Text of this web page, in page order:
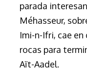
parada
Méhasseur,
Imi-n-Ifri, cae
rocas para
Aït-Aadel.